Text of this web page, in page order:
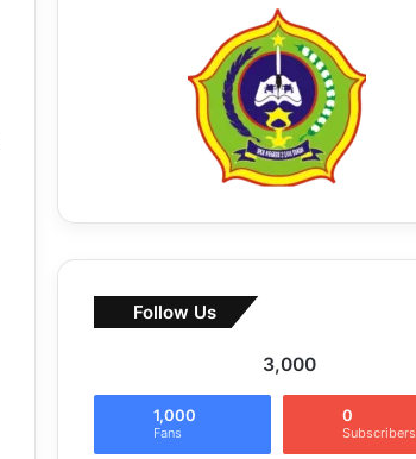
Follow Us
3,000
1,000
Fans
0
Subscribers